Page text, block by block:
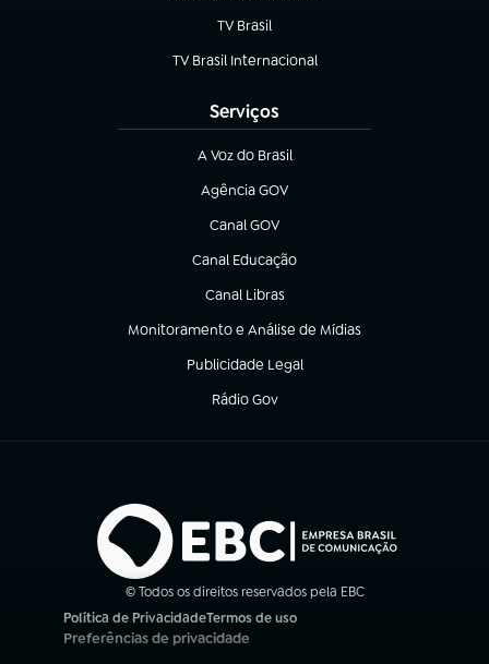
TV Brasil
(abre em nova aba)
TV Brasil Internacional
(abre em nova aba)
Serviços
A Voz do Brasil
(abre em nova aba)
Agência GOV
(abre em nova aba)
Canal GOV
(abre em nova aba)
Canal Educação
(abre em nova aba)
Canal Libras
(abre em nova aba)
Monitoramento e Análise de Mídias
(abre em nova aba)
Publicidade Legal
(abre em nova aba)
Rádio Gov
(abre em nova aba)
© Todos os direitos reservados pela EBC
Política de Privacidade
(abre em nova aba)
Termos de uso
(abre em nova aba)
Preferências de privacidade